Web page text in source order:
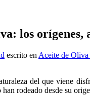
los orígenes,
escrito en Aceite de
del que viene
rodeado desde su